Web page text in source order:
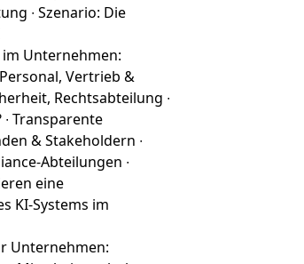
∙ Szenario: Die
Unternehmen:
Vertrieb &
Rechtsabteilung ∙
Transparente
& Stakeholdern ∙
Abteilungen ∙
eine
KI-Systems im
Unternehmen: